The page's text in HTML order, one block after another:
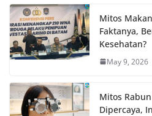
Mitos
Faktanya,
Kesehatan?
May 9, 2026
Mitos
Dipercaya,